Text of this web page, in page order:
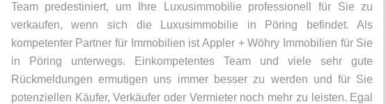
Team predestiniert, um Ihre Luxusimmobilie professionell für Sie zu
verkaufen, wenn sich die Luxusimmobilie in Pöring befindet. Als
kompetenter Partner für Immobilien ist Appler + Wöhry Immobilien für Sie
in Pöring unterwegs. Einkompetentes Team und viele sehr gute
Rückmeldungen ermutigen uns immer besser zu werden und für Sie
potenziellen Käufer, Verkäufer oder Vermieter noch mehr zu leisten. Egal